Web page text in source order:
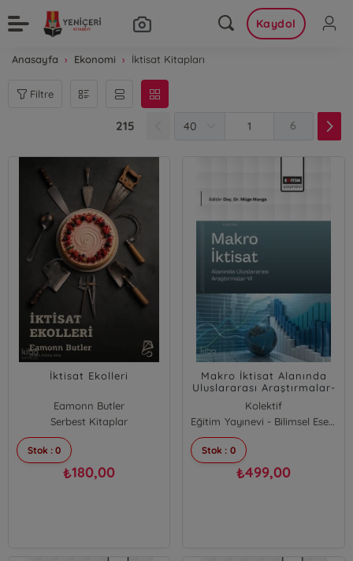
Kaydol
Anasayfa Ekonomi İktisat Kitapları
Filtre
215 6
İktisat Ekolleri
Eamonn Butler
Serbest Kitaplar
Stok : 0
₺180,00
Makro İktisat Alanında
Uluslararası Araştırmalar-
VI
Kolektif
Eğitim Yayınevi - Bilimsel Eserler
Stok : 0
₺499,00